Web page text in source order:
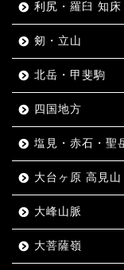
利尻・羅臼 知床
剱・立山
北岳・甲斐駒
四国地方
塩見・赤石・聖
大台ヶ原 高見山
大峰山脈
大菩薩嶺